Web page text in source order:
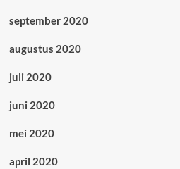
september 2020
augustus 2020
juli 2020
juni 2020
mei 2020
april 2020